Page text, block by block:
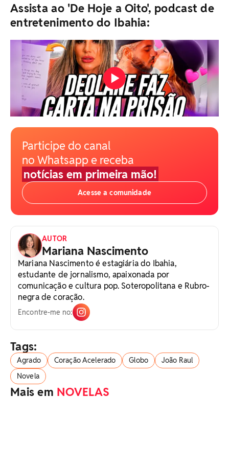
Assista ao 'De Hoje a Oito', podcast de
entretenimento do Ibahia:
Participe do canal
no Whatsapp e receba
notícias em primeira mão!
Acesse a comunidade
AUTOR
Mariana Nascimento
Mariana Nascimento é estagiária do Ibahia,
estudante de jornalismo, apaixonada por
comunicação e cultura pop. Soteropolitana e Rubro-
negra de coração.
Encontre-me no:
Tags:
Agrado Coração Acelerado Globo
João Raul
Novela
Mais em NOVELAS